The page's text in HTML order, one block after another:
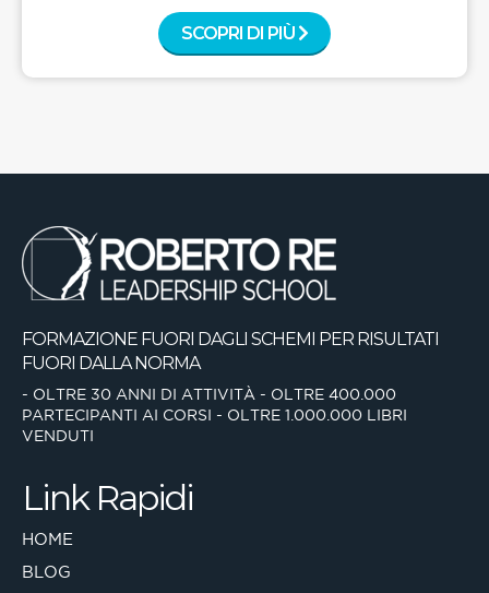
SCOPRI DI PIÙ
FORMAZIONE FUORI DAGLI SCHEMI PER RISULTATI
FUORI DALLA NORMA
- OLTRE 30 ANNI DI ATTIVITÀ - OLTRE 400.000
PARTECIPANTI AI CORSI - OLTRE 1.000.000 LIBRI
VENDUTI
Link Rapidi
HOME
BLOG